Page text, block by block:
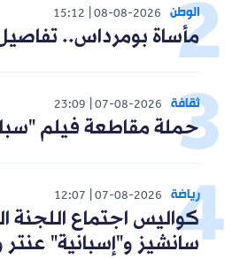
الوطن 08-08-2026
15:12
مأساة بومرداس..
ثقافة 07-08-2026
23:09
حملة مقاطعة فيلم
رياضة 07-08-2026
12:07
كواليس اجتماع اللجنة
سانشيز و"إسبانية"